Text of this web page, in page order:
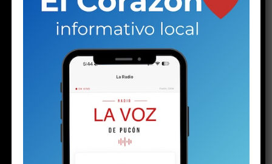
RELATED TOPICS: ADOLESCENTE DESTACADO
Plan de Descontaminación del Lago Villarrica sería
publicado la próxima semana o en los próximos diez días
ESTO PODRÍA GUSTARTE